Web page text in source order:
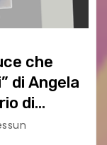
che
di Angela
di